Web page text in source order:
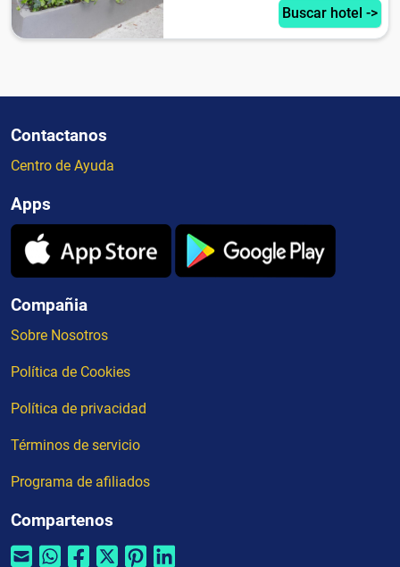
Buscar hotel ->
Contactanos
Centro de Ayuda
Apps
Compañia
Sobre Nosotros
Política de Cookies
Política de privacidad
Términos de servicio
Programa de afiliados
Compartenos